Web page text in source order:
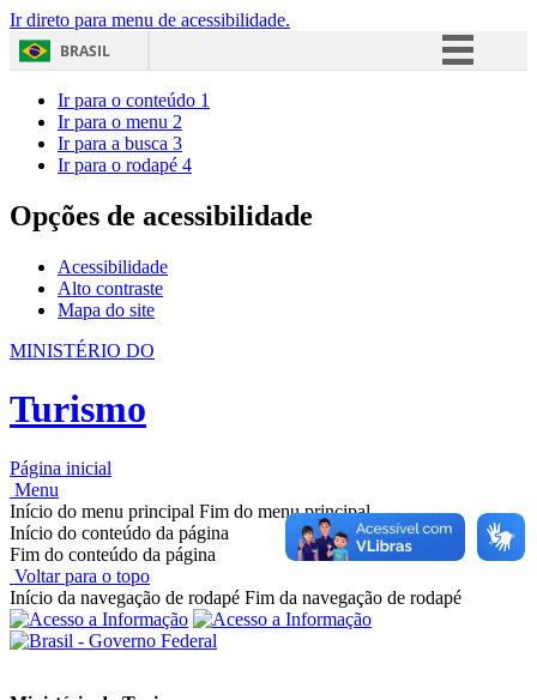
Ir direto para menu de acessibilidade.
BRASIL
Acesso à informação
Ir para o conteúdo 1
Ir para o menu 2
Ir para a busca 3
Ir para o rodapé 4
Opções de acessibilidade
Acessibilidade
Alto contraste
Mapa do site
MINISTÉRIO DO
Turismo
Página inicial
Menu
Início do menu principal Fim do menu principal
Início do conteúdo da página
Fim do conteúdo da página
Voltar para o topo
Início da navegação de rodapé Fim da navegação de rodapé